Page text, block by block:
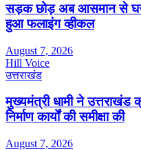
सड़क छोड़ अब आसमान से घर
हुआ फलाइंग व्हीकल
August 7, 2026
Hill Voice
उत्तराखंड
मुख्यमंत्री धामी ने उत्तराखंड
निर्माण कार्यों की समीक्षा की
August 7, 2026